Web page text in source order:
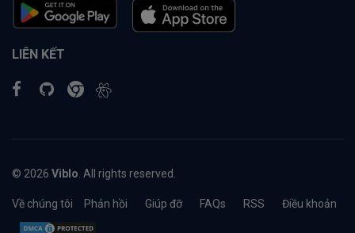
LIÊN KẾT
© 2026 Viblo . All rights reserved.
Về chúng tôi Phản hồi Giúp đỡ FAQs RSS Điều khoản